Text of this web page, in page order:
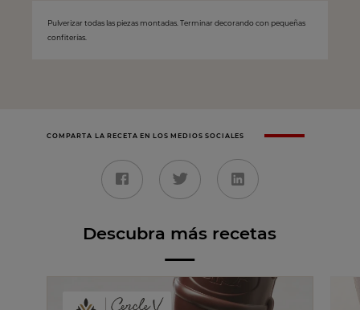
Pulverizar todas las piezas montadas. Terminar decorando con pequeñas
confiterías.
COMPARTA LA RECETA EN LOS MEDIOS SOCIALES
Descubra más recetas